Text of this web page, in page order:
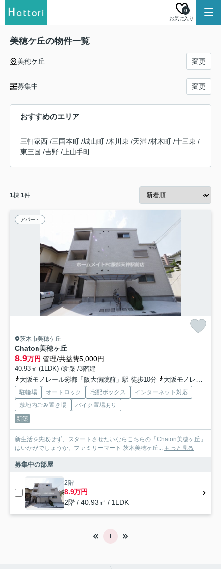
お気に入り
0
美穂ケ丘の物件一覧
美穂ケ丘 変更
募集中 変更
おすすめのエリア
三軒家西 /三国本町 /城山町 /木川東 /天満 /材木町 /十三東 /
東三国 /吉野 / 上山手町
1棟 1件
アパート
茨木市美穂ケ丘
Chaton美穂ヶ丘
8.9万円 管理/共益費5,000円
40.93㎡ (1LDK) /新築 /3階建
大阪モノレール彩都「阪大病院前」駅 徒歩10分
大阪モノレール彩都「豊川」駅 徒歩16分
駐輪場 オートロック 宅配ボックス
インターネット対応
敷地内ごみ置き場
バイク置場あり
新築
新生活を失敗せず、スタートさせたいならこちらの「Chaton美穂ヶ丘」
はいかがでしょうか。ファミリーマート 茨木美穂ヶ丘... もっと見る
募集中の部屋
2階
8.9万円
2階 / 40.93㎡ / 1LDK
1